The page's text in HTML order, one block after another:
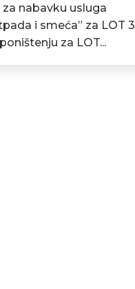
nabavku usluga
i smeća” za LOT 3
za LOT...